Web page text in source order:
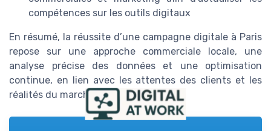
compétences sur les outils digitaux
En résumé, la réussite d’une campagne digitale à Paris
repose sur une approche commerciale locale, une
analyse précise des données et une optimisation
continue, en lien avec les attentes des clients et les
réalités du marché francilien.